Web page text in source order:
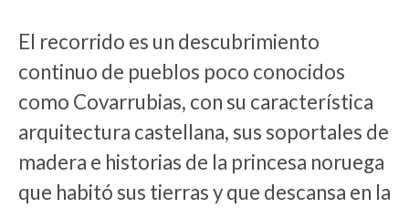
El recorrido es un descubrimiento
continuo de pueblos poco conocidos
como Covarrubias, con su característica
arquitectura castellana, sus soportales de
madera e historias de la princesa noruega
que habitó sus tierras y que descansa en la